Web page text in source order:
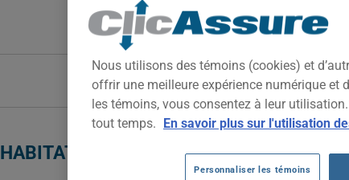
À BOUCHERVILLE
Nous utilisons des témoins (cookies) et
offrir une meilleure expérience numérique et
les témoins, vous consentez à leur
tout temps. En savoir plus sur l'utilisation
Personnaliser les témoins